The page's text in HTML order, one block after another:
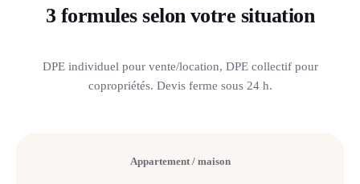
3 formules selon votre situation
DPE individuel pour vente/location, DPE collectif pour
copropriétés. Devis ferme sous 24 h.
Appartement / maison